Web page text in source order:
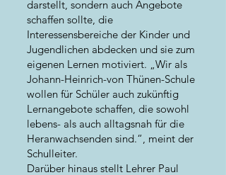
darstellt, sondern auch Angebote
schaffen sollte, die
Interessensbereiche der Kinder und
Jugendlichen abdecken und sie zum
eigenen Lernen motiviert. „Wir als
Johann-Heinrich-von Thünen-Schule
wollen für Schüler auch zukünftig
Lernangebote schaffen, die sowohl
lebens- als auch alltagsnah für die
Heranwachsenden sind.“, meint der
Schulleiter.
Darüber hinaus stellt Lehrer Paul